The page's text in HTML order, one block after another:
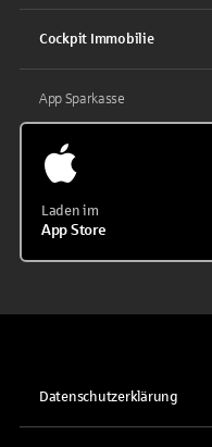
Cockpit Immobilie
App Sparkasse
Laden im
App Store
Datenschutzerklärung